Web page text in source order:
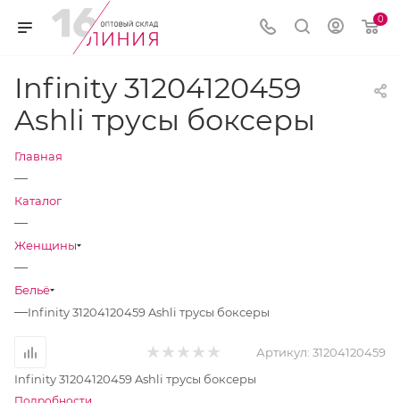
0
Infinity 31204120459
Ashli трусы боксеры
Главная
—
Каталог
—
Женщины
—
Бельё
—Infinity 31204120459 Ashli трусы боксеры
Артикул: 31204120459
Infinity 31204120459 Ashli трусы боксеры